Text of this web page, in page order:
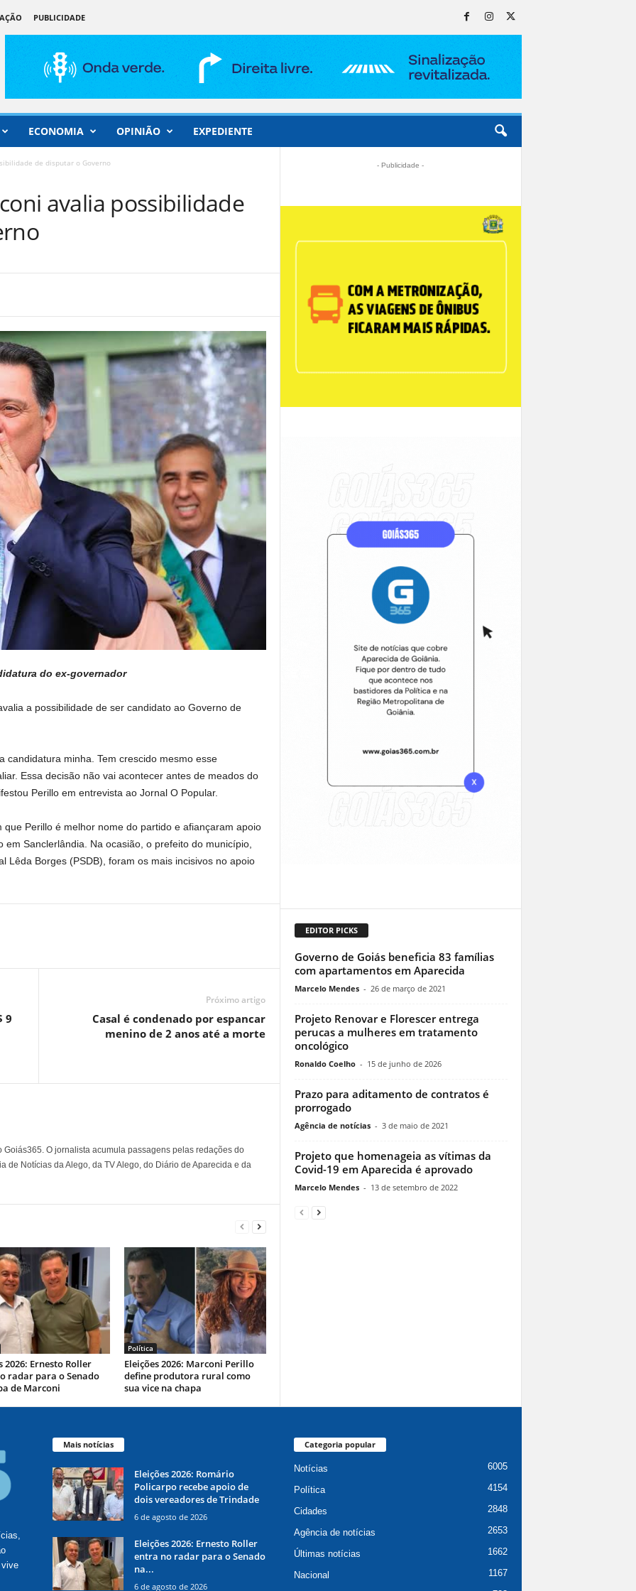
PUBLICIDADE
ECONOMIA OPINIÃO EXPEDIENTE
de disputar o Governo
avalia possibilidade
do ex-governador
a possibilidade de ser candidato ao Governo de
candidatura minha. Tem crescido mesmo esse
Essa decisão não vai acontecer antes de meados do
Perillo em entrevista ao Jornal O Popular.
Perillo é melhor nome do partido e afiançaram apoio
Sanclerlândia. Na ocasião, o prefeito do município,
Lêda Borges (PSDB), foram os mais incisivos no apoio
9
Próximo artigo
Casal é condenado por espancar
menino de 2 anos até a morte
Goiás365. O jornalista acumula passagens pelas redações do
de Notícias da Alego, da TV Alego, do Diário de Aparecida e da
2026: Ernesto Roller
radar para o Senado
de Marconi
Política
Eleições 2026: Marconi Perillo
define produtora rural como
sua vice na chapa
- Publicidade -
EDITOR PICKS
Governo de Goiás beneficia 83 famílias
com apartamentos em Aparecida
Marcelo Mendes - 26 de março de 2021
Projeto Renovar e Florescer entrega
perucas a mulheres em tratamento
oncológico
Ronaldo Coelho - 15 de junho de 2026
Prazo para aditamento de contratos é
prorrogado
Agência de notícias - 3 de maio de 2021
Projeto que homenageia as vítimas da
Covid-19 em Aparecida é aprovado
Marcelo Mendes - 13 de setembro de 2022
Mais notícias
Eleições 2026: Romário
Policarpo recebe apoio de
dois vereadores de Trindade
6 de agosto de 2026
Eleições 2026: Ernesto Roller
entra no radar para o Senado
na...
6 de agosto de 2026
Categoria popular
Notícias 6005
Política 4154
Cidades 2848
Agência de notícias 2653
Últimas notícias 1662
Nacional
1167